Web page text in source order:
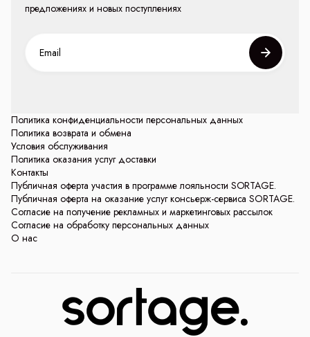
Политика конфиденциальности персональных данных
Политика возврата и обмена
Условия обслуживания
Политика оказания услуг доставки
Контакты
Публичная оферта участия в программе лояльности SORTAGE.
Публичная оферта на оказание услуг консьерж-сервиса SORTAGE.
Согласие на получение рекламных и маркетинговых рассылок
Согласие на обработку персональных данных
О нас
предложениях и новых поступлениях